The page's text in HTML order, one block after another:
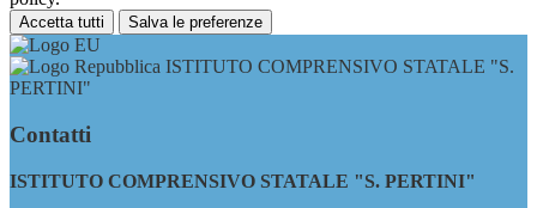
Accetta tutti Salva le preferenze
ISTITUTO COMPRENSIVO STATALE "S.
PERTINI"
Contatti
ISTITUTO COMPRENSIVO STATALE "S. PERTINI"